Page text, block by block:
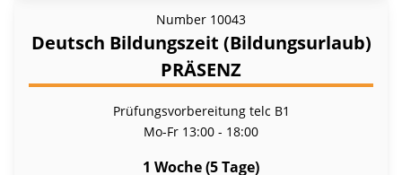
Number 10043
Deutsch Bildungszeit (Bildungsurlaub)
PRÄSENZ
Prüfungsvorbereitung telc B1
Mo-Fr 13:00 - 18:00
1 Woche (5 Tage)